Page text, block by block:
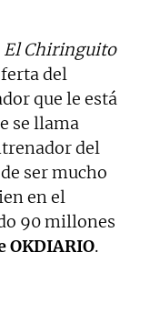
El Chiringuito
del
que le está
se llama
del
ser mucho
en el
90 millones
OKDIARIO.